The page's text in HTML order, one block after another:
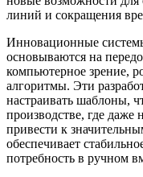
линий и сокращения
Инновационные
основываются на
компьютерное зрение,
алгоритмы. Эти
настраивать шаблоны,
производстве, где даже
привести к
обеспечивает
потребность в ручном